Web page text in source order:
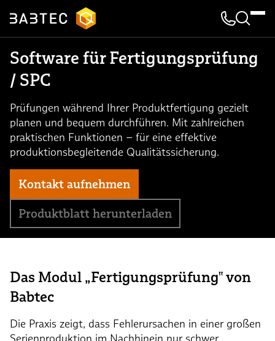
Suche
Kontakt &
Software für Fertigungsprüfung
/ SPC
Prüfungen während Ihrer Produktfertigung gezielt
planen und bequem durchführen. Mit zahlreichen
praktischen Funktionen – für eine effektive
produktionsbegleitende Qualitätssicherung.
Kontakt aufnehmen
Produktblatt herunterladen
Das Modul „Fertigungsprüfung‟ von
Babtec
Die Praxis zeigt, dass Fehlerursachen in einer großen